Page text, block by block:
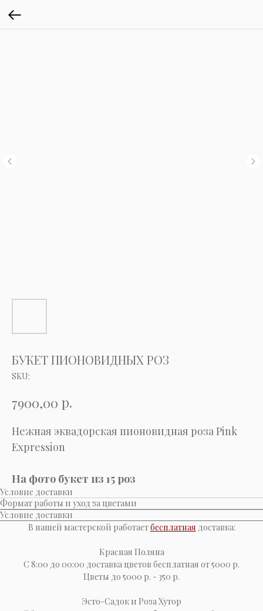
БУКЕТ ПИОНОВИДНЫХ РОЗ
SKU:
7900,00 р.
Нежная эквадорская пионовидная роза Pink
Expression
На фото букет из 15 роз
Условие доставки
Формат работы и уход за цветами
Условие доставки
В нашей мастерской работаетбесплатная доставка:
Красная Поляна
С 8:00 до 00:00 доставка цветов бесплатная от 5000 р.
Цветы до 5000 р. - 350 р.
Эсто-Cадок и Роза Хутор